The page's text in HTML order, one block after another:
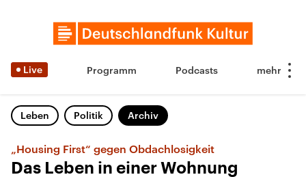
Live Programm Podcasts
Leben Politik Archiv
„Housing First“ gegen Obdachlosigkeit
Das Leben in einer Wohnung